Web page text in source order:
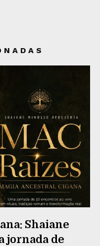
Shaiane
jornada de